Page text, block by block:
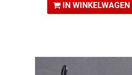
IN WINKELWAGEN